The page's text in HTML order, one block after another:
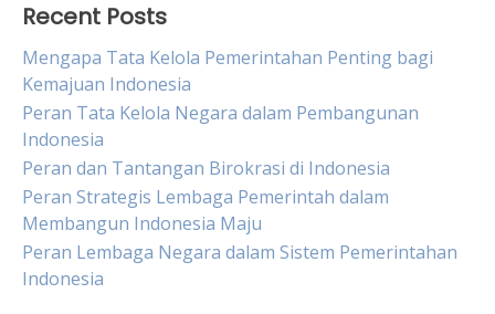
Recent Posts
Mengapa Tata Kelola Pemerintahan Penting bagi
Kemajuan Indonesia
Peran Tata Kelola Negara dalam Pembangunan
Indonesia
Peran dan Tantangan Birokrasi di Indonesia
Peran Strategis Lembaga Pemerintah dalam
Membangun Indonesia Maju
Peran Lembaga Negara dalam Sistem Pemerintahan
Indonesia